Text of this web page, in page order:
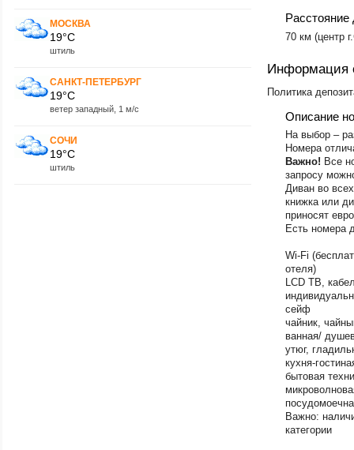
МОСКВА
19°C
штиль
САНКТ-ПЕТЕРБУРГ
19°C
ветер западный, 1 м/с
СОЧИ
19°C
штиль
Петропавловск
Подмосковье
Приэльбрусье
Псковская
Пятигорск
Республика
район
Республика
район
Республика
Республика
Республика
Республика
Республика
Республика
Республика
Ростов-на-Дону
Рязанская
Салехард
Самара
Самарская
Санкт-Петербург
Саранск
Саратовская
Сахалинская
Сочи (Адлер /
Расстояние
70 км (центр
Информация
Политика
Описание
На выбор –
Номера
Важно! Все
запросу
Диван во
книжка или
приносят
Есть номера
Wi-Fi
отеля)
LCD ТВ,
сейф
чайник,
ванная/
утюг,
кухня-
бытовая
Важно:
категории